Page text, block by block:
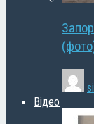
Відео